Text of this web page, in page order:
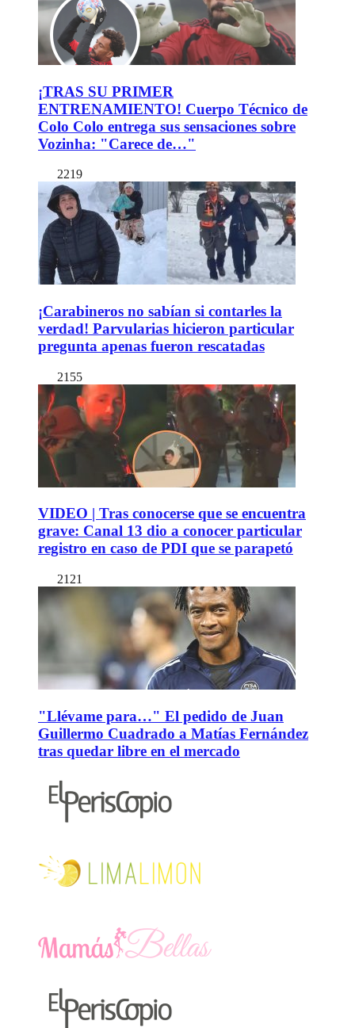
¡TRAS SU PRIMER
ENTRENAMIENTO! Cuerpo Técnico de
Colo Colo entrega sus sensaciones sobre
Vozinha: "Carece de…"
2219
¡Carabineros no sabían si contarles la
verdad! Parvularias hicieron particular
pregunta apenas fueron rescatadas
2155
VIDEO | Tras conocerse que se encuentra
grave: Canal 13 dio a conocer particular
registro en caso de PDI que se parapetó
2121
"Llévame para…" El pedido de Juan
Guillermo Cuadrado a Matías Fernández
tras quedar libre en el mercado